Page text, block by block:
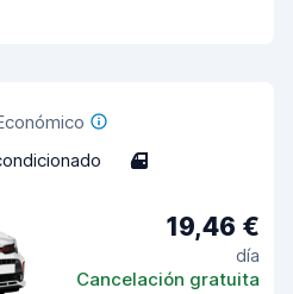
4
19,46 €
día
Cancelación gratuita